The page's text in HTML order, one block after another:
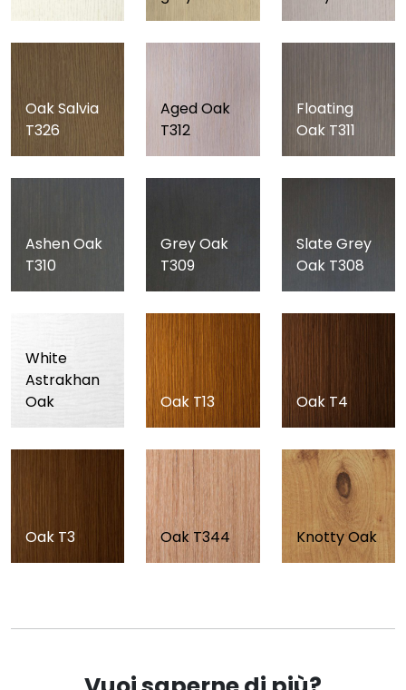
Oak Salvia
T326
Aged Oak
T312
Floating
Oak T311
Ashen Oak
T310
Grey Oak
T309
Slate Grey
Oak T308
White
Astrakhan
Oak
Oak T13 Oak T4
Oak T3 Oak T344 Knotty Oak